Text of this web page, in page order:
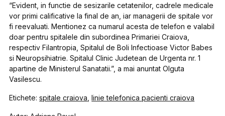
“Evident, in functie de sesizarile cetatenilor, cadrele medicale
vor primi calificative la final de an, iar managerii de spitale vor
fi reevaluati. Mentionez ca numarul acesta de telefon e valabil
doar pentru spitalele din subordinea Primariei Craiova,
respectiv Filantropia, Spitalul de Boli Infectioase Victor Babes
si Neuropsihiatrie. Spitalul Clinic Judetean de Urgenta nr. 1
apartine de Ministerul Sanatatii.”, a mai anuntat Olguta
Vasilescu.
Etichete:spitale craiova ,linie telefonica pacienti craiova